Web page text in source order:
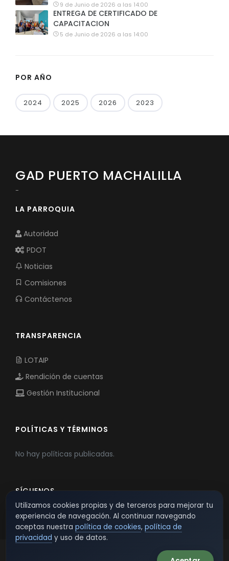
9 de Junio de 2026 a las 14:00
ENTREGA DE CERTIFICADO DE
CAPACITACION
5 de Junio de 2026 a las 14:00
POR AÑO
2024 2025 2026 2023
GAD PUERTO MACHALILLA
-
LA PARROQUIA
Autoridad
PDOT
Noticias
Comisiones
Contáctenos
TRANSPARENCIA
LOTAIP
Rendición de cuentas
Gestión Institucional
POLÍTICAS Y TÉRMINOS
No hay políticas publicadas.
SÍGUENOS
Utilizamos cookies propias y de terceros para mejorar tu
experiencia de navegación. Al continuar navegando
aceptas nuestra política de cookies, política de
privacidad y uso de datos.